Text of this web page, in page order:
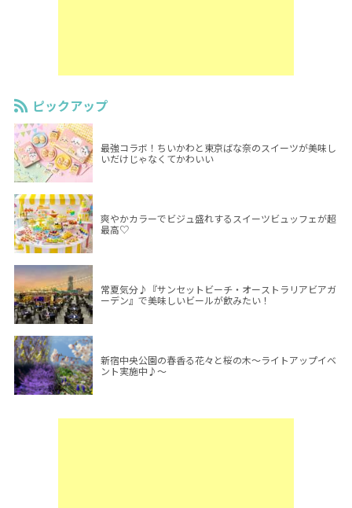
ピックアップ
最強コラボ！ちいかわと東京ばな奈のスイーツが美味し
いだけじゃなくてかわいい
爽やかカラーでビジュ盛れするスイーツビュッフェが超
最高♡
常夏気分♪『サンセットビーチ・オーストラリアビアガ
ーデン』で美味しいビールが飲みたい！
新宿中央公園の春香る花々と桜の木～ライトアップイベ
ント実施中♪～